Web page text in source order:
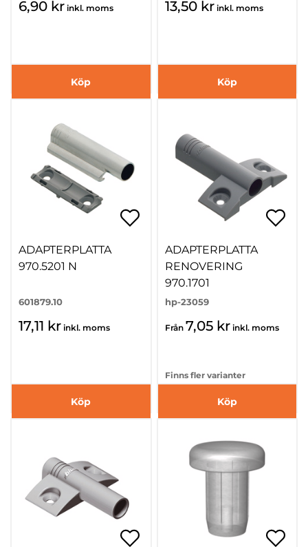
6,90 kr inkl. moms
Köp
13,50 kr inkl. moms
Köp
ADAPTERPLATTA
970.5201 N
601879.10
17,11 kr inkl. moms
Köp
ADAPTERPLATTA
RENOVERING
970.1701
hp-23059
Från 7,05 kr inkl. moms
Finns fler varianter
Köp